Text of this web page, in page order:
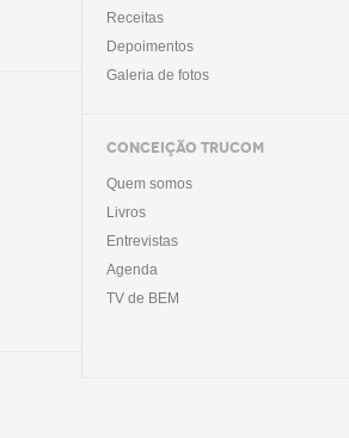
Receitas
Depoimentos
Galeria de fotos
CONCEIÇÃO TRUCOM
Quem somos
Livros
Entrevistas
Agenda
TV de BEM